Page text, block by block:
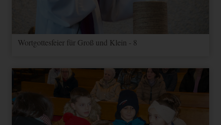
Wortgottesfeier für Groß und Klein - 8